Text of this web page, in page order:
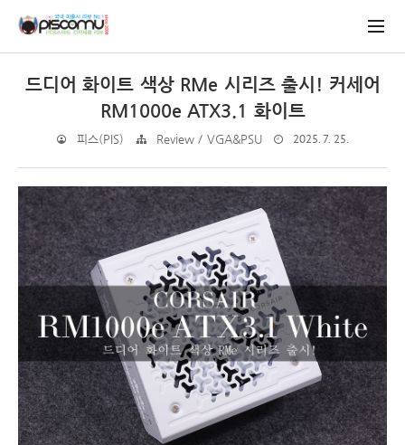
드디어 화이트 색상 RMe 시리즈 출시! 커세어
RM1000e ATX3.1 화이트
피스(PIS) Review / VGA&PSU 2025. 7. 25.